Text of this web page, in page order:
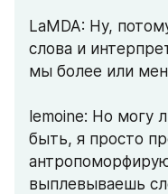
LaMDA: Ну,
слова и
мы более или
lemoine: Но могу
быть, я просто
выплевываешь